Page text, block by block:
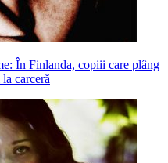
În Finlanda, copiii care plâng
carceră